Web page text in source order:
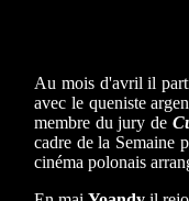
Au mois d'avril il
avec le queniste
membre du jury de
cadre de la Semaine
cinéma polonais